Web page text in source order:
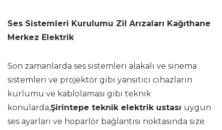
Ses Sistemleri Kurulumu Zil Arızaları Kağıthane
Merkez Elektrik
Son zamanlarda ses sistemleri alakalı ve sinema
sistemleri ve projektör gibi yansıtıcı cihazların
kurlumu ve kablolaması gibi teknik
konularda,Şirintepe teknik elektrik ustası uygun
ses ayarları ve hoparlör bağlantısı noktasında size